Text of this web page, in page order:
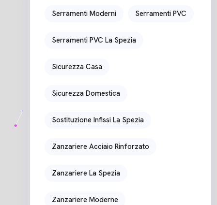
Serramenti Moderni Serramenti PVC
Serramenti PVC La Spezia
Sicurezza Casa
Sicurezza Domestica
Sostituzione Infissi La Spezia
Zanzariere Acciaio Rinforzato
Zanzariere La Spezia
Zanzariere Moderne